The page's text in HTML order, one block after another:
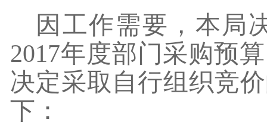
因工作需要，本局
2017年度部门采购预
决定采取自行组织竞
下：